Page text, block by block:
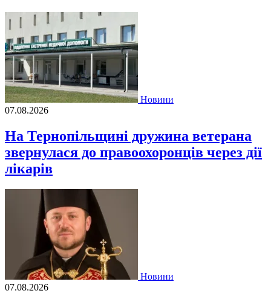
Новини
07.08.2026
На Тернопільщині дружина ветерана
звернулася до правоохоронців через дії
лікарів
Новини
07.08.2026